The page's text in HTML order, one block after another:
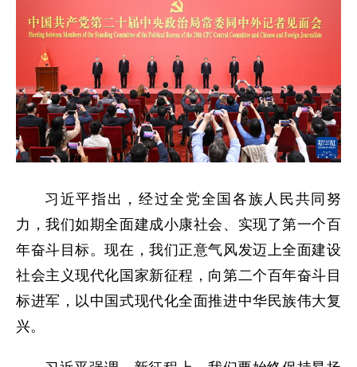
习近平指出，经过全党全国各族人民共同努
力，我们如期全面建成小康社会、实现了第一个百
年奋斗目标。现在，我们正意气风发迈上全面建设
社会主义现代化国家新征程，向第二个百年奋斗目
标进军，以中国式现代化全面推进中华民族伟大复
兴。